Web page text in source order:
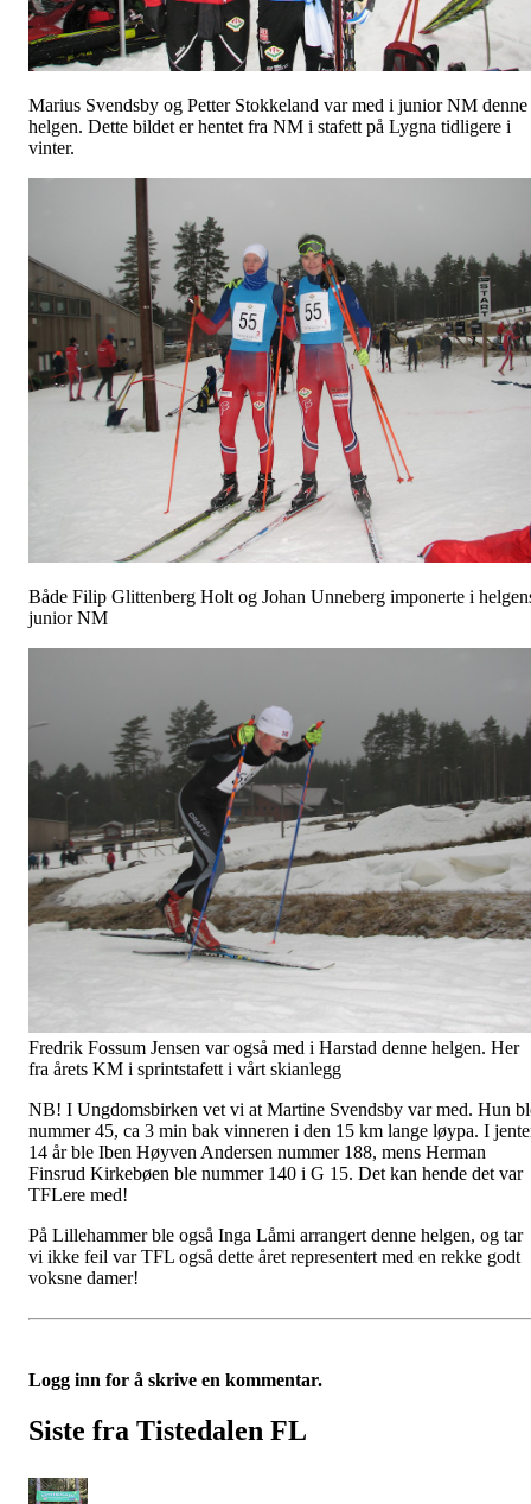
Marius Svendsby og Petter Stokkeland var med i junior NM denne
helgen. Dette bildet er hentet fra NM i stafett på Lygna tidligere i
vinter.
Både Filip Glittenberg Holt og Johan Unneberg imponerte i
junior NM
Fredrik Fossum Jensen var også med i Harstad denne helgen. Her
fra årets KM i sprintstafett i vårt skianlegg
NB! I Ungdomsbirken vet vi at Martine Svendsby var med. Hun
nummer 45, ca 3 min bak vinneren i den 15 km lange løypa. I
14 år ble Iben Høyven Andersen nummer 188, mens Herman
Finsrud Kirkebøen ble nummer 140 i G 15. Det kan hende det var
TFLere med!
På Lillehammer ble også Inga Låmi arrangert denne helgen, og tar
vi ikke feil var TFL også dette året representert med en rekke godt
voksne damer!
Logg inn for å skrive en kommentar.
Siste fra Tistedalen FL